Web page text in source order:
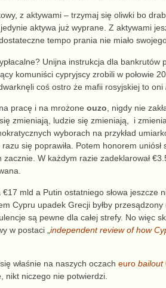
z aktywami – trzymaj się oliwki bo
aktywa już wyprane. Z aktywami
tempo prania nie miało
Unijna instrukcja dla bankrutów
komuniści cypryjscy zrobili w połowie
warknęli coś ostro że mafii rosyjskiej to oni
pracę i na mrożone ouzo , nigdy nie
zmieniają, ludzie się zmieniają, i
wyborach na przykład
razu się poprawiła. Potem honorem uniósł
Wkażdym razie zadeklarował €
€17 mld a Putin ostatniego słowa jeszcze
Cypru upadek Grecji byłby przesądzony
są pewne dla całej strefy. No więc
w postaci „ independent review of how
właśnie na naszych oczach euro bailout
nikt niczego nie potwierdzi.